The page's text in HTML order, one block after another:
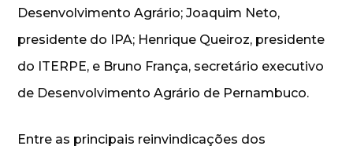
Desenvolvimento Agrário; Joaquim Neto,
presidente do IPA; Henrique Queiroz, presidente
do ITERPE, e Bruno França, secretário executivo
de Desenvolvimento Agrário de Pernambuco.
Entre as principais reinvindicações dos